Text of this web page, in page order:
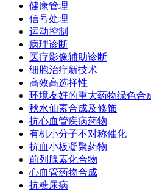
健康管理
信号处理
运动控制
病理诊断
医疗影像辅助诊断
细胞治疗新技术
高效高选择性
环境友好的重大药物绿色合
秋水仙素合成及修饰
抗心血管疾病药物
有机小分子不对称催化
抗血小板凝聚药物
前列腺素化合物
心血管药物合成
抗糖尿病